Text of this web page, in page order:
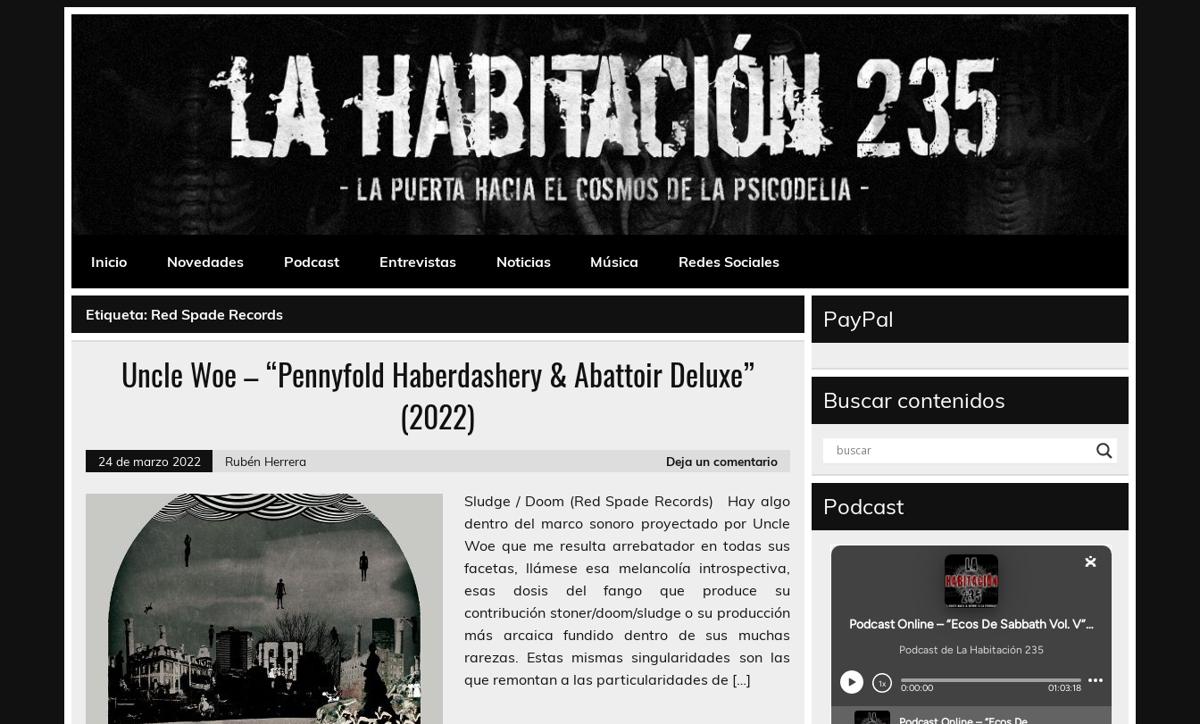
La Habitación 235
Inicio
Novedades Podcast Entrevistas Noticias Música Redes Sociales
Etiqueta: Red Spade Records
Uncle Woe – “Pennyfold Haberdashery & Abattoir Deluxe”
(2022)
24 de marzo 2022 Rubén Herrera Deja un comentario
Sludge / Doom (Red Spade Records) Hay algo
dentro del marco sonoro proyectado por Uncle
Woe que me resulta arrebatador en todas sus
facetas, llámese esa melancolía introspectiva,
esas dosis del fango que produce su
contribución stoner/doom/sludge o su producción
más arcaica fundido dentro de sus muchas
rarezas. Estas mismas singularidades son las
que remontan a las particularidades de […]
PayPal
Buscar contenidos
Podcast